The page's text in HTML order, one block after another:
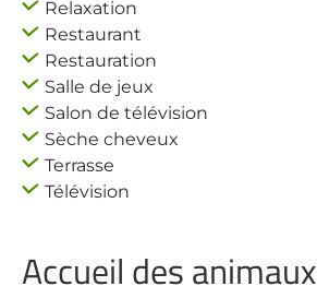
Relaxation
Restaurant
Restauration
Salle de jeux
Salon de télévision
Sèche cheveux
Terrasse
Télévision
Accueil des animaux